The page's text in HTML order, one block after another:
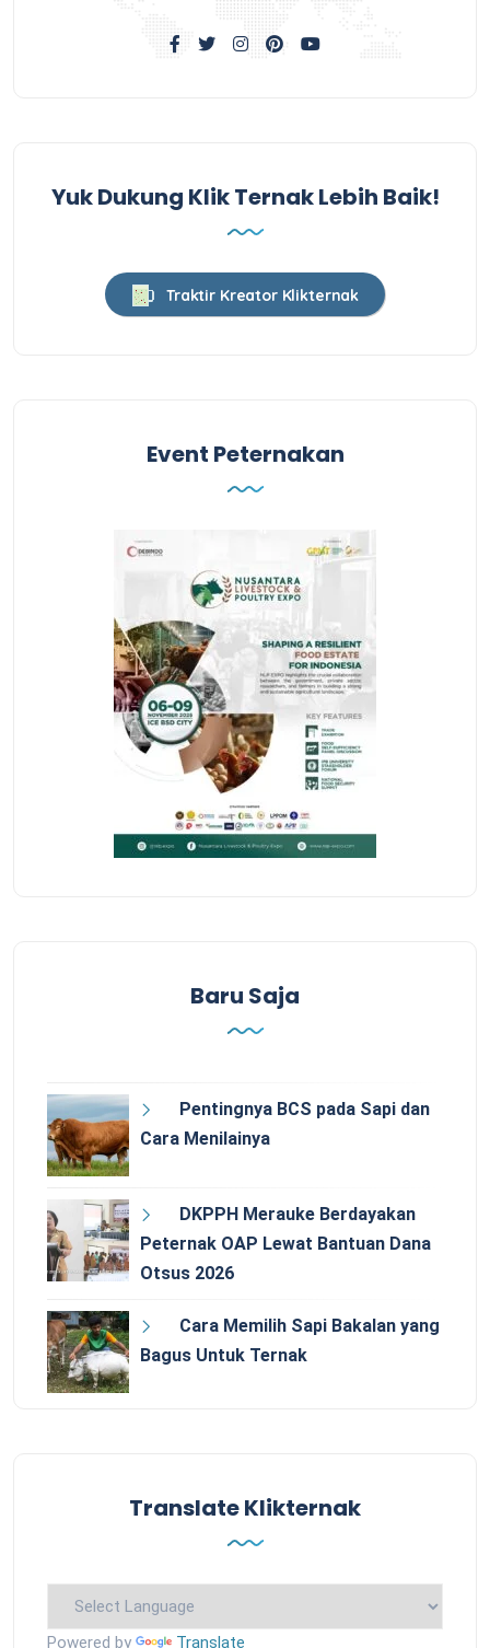
Yuk Dukung Klik Ternak Lebih Baik!
Traktir Kreator Klikternak
Event Peternakan
Baru Saja
Pentingnya BCS pada Sapi dan
Cara Menilainya
DKPPH Merauke Berdayakan
Peternak OAP Lewat Bantuan Dana
Otsus 2026
Cara Memilih Sapi Bakalan yang
Bagus Untuk Ternak
Translate Klikternak
Powered by Translate